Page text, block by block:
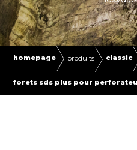
homepage produits classic
forets sds plus pour